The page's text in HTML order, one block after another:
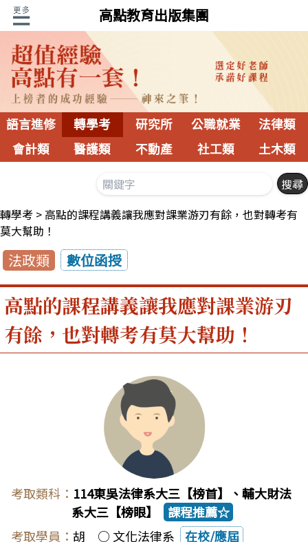
高點教育出版集團
語言進修 轉學考 研究所 公職就業
法律類
會計類
醫護類 不動產 社工類 土木類
轉學考
高點的課程講義讓我應對課業游刃有餘，也對轉考有
莫大幫助！
法政類 數位函授
高點的課程講義讓我應對課業游刃
有餘，也對轉考有莫大幫助！
114東吳法律系大三【榜首】、輔大財法
系大三【榜眼】
課程推薦☆
胡 ○ 文化法律系
在校/應屆